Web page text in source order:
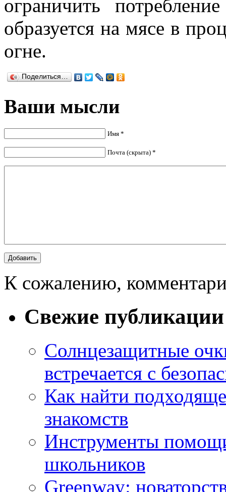
ограничить
образуется на мясе в
огне.
Поделиться…
Ваши мысли
Имя *
Почта (скрыта) *
К сожалению,
Свежие публикации
Солнцезащитные
встречается с
Как найти
знакомств
Инструменты
школьников
Greenway: